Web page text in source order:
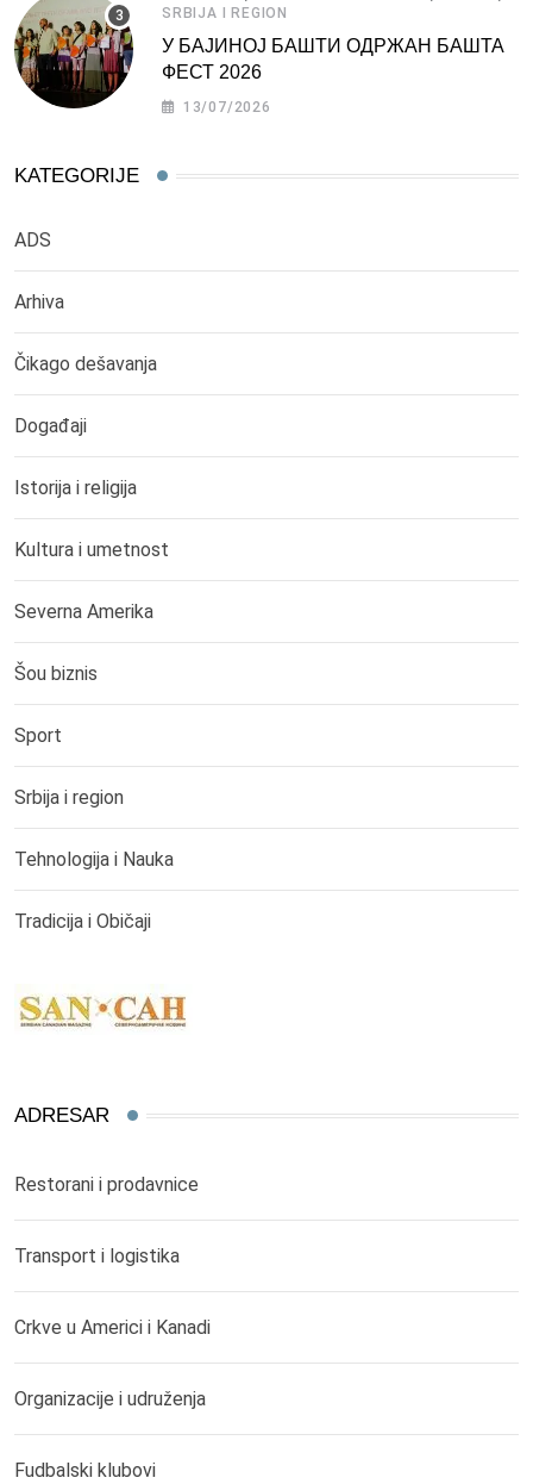
SRBIJA I REGION
У БАЈИНОЈ БАШТИ ОДРЖАН БАШТА
ФЕСТ 2026
13/07/2026
KATEGORIJE
ADS
Arhiva
Čikago dešavanja
Događaji
Istorija i religija
Kultura i umetnost
Severna Amerika
Šou biznis
Sport
Srbija i region
Tehnologija i Nauka
Tradicija i Običaji
ADRESAR
Restorani i prodavnice
Transport i logistika
Crkve u Americi i Kanadi
Organizacije i udruženja
Fudbalski klubovi